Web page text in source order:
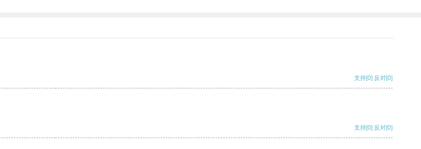
支持[0] 反对[0]
支持[0] 反对[0]